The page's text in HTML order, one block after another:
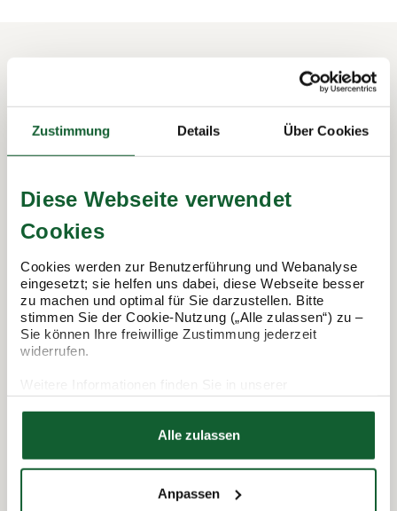
Zustimmung Details Über Cookies
Diese Webseite verwendet
Cookies
Cookies werden zur Benutzerführung und Webanalyse
eingesetzt; sie helfen uns dabei, diese Webseite besser
zu machen und optimal für Sie darzustellen. Bitte
stimmen Sie der Cookie-Nutzung („Alle zulassen“) zu –
Sie können Ihre freiwillige Zustimmung jederzeit
widerrufen.
Datenschutzerklärung
Alle zulassen
Anpassen
In 3 Schritten zur Steuererklärung.
So funktioniert's:
Termin vereinbaren